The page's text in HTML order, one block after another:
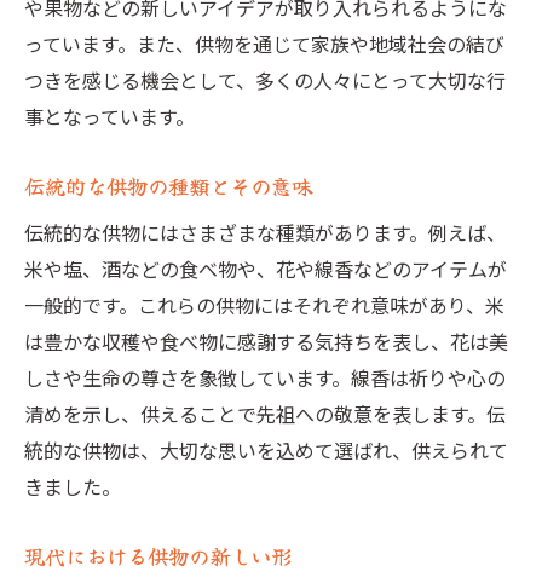
家族のニーズに応える供物のアイデア
高齢化社会に対応した供物の工夫
お墓と供物伝統を守りながら現代に合わせる方
伝統を尊重した供物の選び方
現代のライフスタイルに合う伝統のアレン
ジ
家族と相談しながら供物を考える
現代の供物で守る伝統文化
供物に込める思いやりと敬意
伝統を次世代に繋げる供物の工夫
供物の選び方お墓参りの新しいアイデア
家族構成に合わせた供物の選び方
や果物などの新しいアイデアが取り入れられるようにな
っています。また、供物を通じて家族や地域社会の結び
つきを感じる機会として、多くの人々にとって大切な行
事となっています。
伝統的な供物の種類とその意味
伝統的な供物にはさまざまな種類があります。例えば、
米や塩、酒などの食べ物や、花や線香などのアイテムが
一般的です。これらの供物にはそれぞれ意味があり、米
は豊かな収穫や食べ物に感謝する気持ちを表し、花は美
しさや生命の尊さを象徴しています。線香は祈りや心の
清めを示し、供えることで先祖への敬意を表します。伝
統的な供物は、大切な思いを込めて選ばれ、供えられて
きました。
現代における供物の新しい形